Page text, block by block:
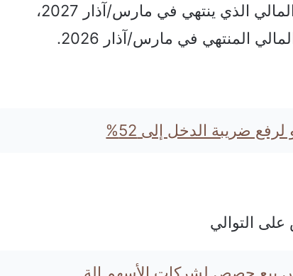
تريليونات ين (19 مليار دولار) في العام المالي الذي ينتهي في مارس/آذار 2027،
ضريبة الدخل إلى 52%
على التوالي